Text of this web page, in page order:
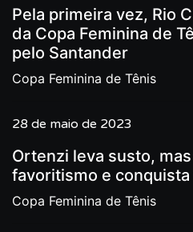
Pela primeira vez, Rio
da Copa Feminina de
pelo Santander
Copa Feminina de Tênis
28 de maio de 2023
Ortenzi leva susto,
favoritismo e
Copa Feminina de Tênis